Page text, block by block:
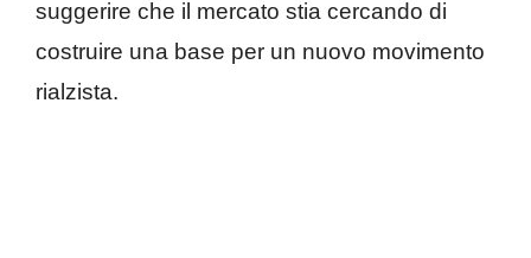
suggerire che il mercato stia cercando di
costruire una base per un nuovo movimento
rialzista.